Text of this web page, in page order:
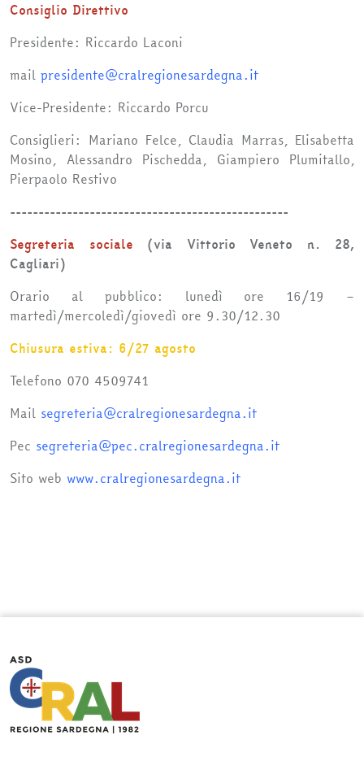
Consiglio Direttivo
Presidente: Riccardo Laconi
mail presidente@cralregionesardegna.it
Vice-Presidente: Riccardo Porcu
Consiglieri: Mariano Felce, Claudia Marras, Elisabetta
Mosino, Alessandro Pischedda, Giampiero Plumitallo,
Pierpaolo Restivo
-------------------------------------------------
Segreteria sociale (via Vittorio Veneto n. 28,
Cagliari)
Orario al pubblico: lunedì ore 16/19 –
martedì/mercoledì/giovedì ore 9.30/12.30
Chiusura estiva: 6/27 agosto
Telefono 070 4509741
Mail segreteria@cralregionesardegna.it
Pec segreteria@pec.cralregionesardegna.it
Sito web www.cralregionesardegna.it